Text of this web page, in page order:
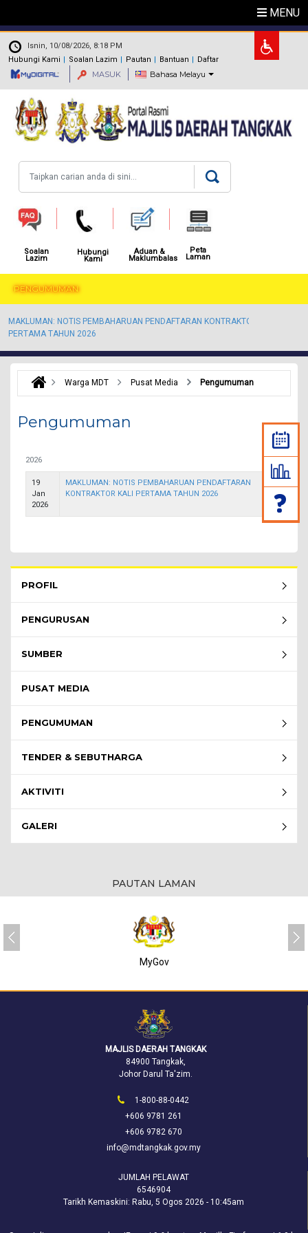
MENU
.
Isnin, 10/08/2026, 8:18 PM
Hubungi Kami
Soalan Lazim Pautan Bantuan Daftar
MASUK Bahasa Melayu
Soalan
Lazim
Hubungi
Kami
Aduan &
Maklumbalas
Peta
Laman
PENGUMUMAN
MAKLUMAN: NOTIS PEMBAHARUAN PENDAFTARAN KONTRAKTOR KALI
PERTAMA TAHUN 2026
Warga MDT Pusat Media Pengumuman
Pengumuman
2026
19
Jan
2026
MAKLUMAN: NOTIS PEMBAHARUAN PENDAFTARAN
KONTRAKTOR KALI PERTAMA TAHUN 2026
PROFIL
PENGURUSAN
SUMBER
PUSAT MEDIA
PENGUMUMAN
TENDER & SEBUTHARGA
AKTIVITI
GALERI
PAUTAN LAMAN
MyGov
MAJLIS DAERAH TANGKAK
84900 Tangkak,
Johor Darul Ta'zim.
1-800-88-0442
+606 9781 261
+606 9782 670
info@mdtangkak.gov.my
JUMLAH PELAWAT
6546904
Tarikh Kemaskini: Rabu, 5 Ogos 2026 - 10:45am